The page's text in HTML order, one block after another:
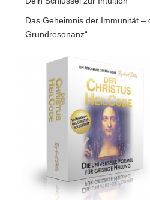
Das Geheimnis der Immunität –
Grundresonanz“